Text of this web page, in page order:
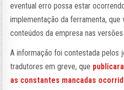
eventual erro possa estar
implementação da ferramenta, que
conteúdos da empresa nas
A informação foi contestada pelos
tradutores em greve, que
as constantes mancadas